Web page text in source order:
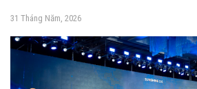
31 Tháng Năm, 2026